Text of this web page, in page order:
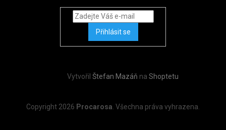
Přihlásit se
Vytvořil Štefan Mazáň na Shoptetu
Copyright 2026 Procarosa . Všechna práva vyhrazena.